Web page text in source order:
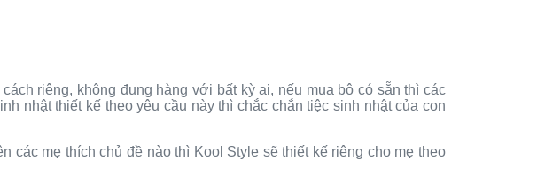
riêng, không đụng hàng với bất kỳ ai, nếu mua bộ có sẵn thì các
nhật thiết kế theo yêu cầu này thì chắc chắn tiệc sinh nhật của con
các mẹ thích chủ đề nào thì Kool Style sẽ thiết kế riêng cho mẹ theo